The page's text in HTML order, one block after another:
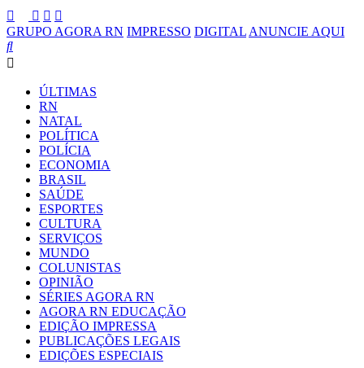
GRUPO AGORA RN IMPRESSO DIGITAL ANUNCIE AQUI
ÚLTIMAS
RN
NATAL
POLÍTICA
POLÍCIA
ECONOMIA
BRASIL
SAÚDE
ESPORTES
CULTURA
SERVIÇOS
MUNDO
COLUNISTAS
OPINIÃO
SÉRIES AGORA RN
AGORA RN EDUCAÇÃO
EDIÇÃO IMPRESSA
PUBLICAÇÕES LEGAIS
EDIÇÕES ESPECIAIS